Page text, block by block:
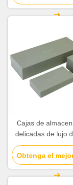
reciclado las
Cajas de
delicadas de lujo
cajas de
logotipo
Obtenga el